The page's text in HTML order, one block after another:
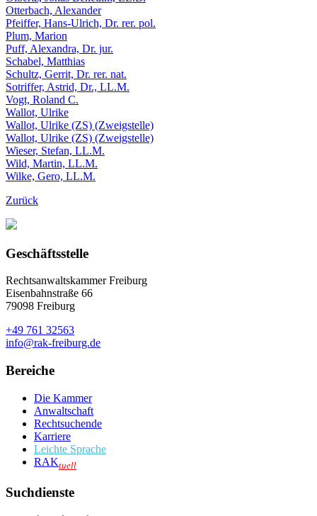
Otterbach, Alexander
Pfeiffer, Hans-Ulrich, Dr. rer. pol.
Plum, Marion
Puff, Alexandra, Dr. jur.
Schabel, Matthias
Schultz, Gerrit, Dr. rer. nat.
Sotriffer, Astrid, Dr., LL.M.
Vogt, Roland C.
Wallot, Ulrike
Wallot, Ulrike (ZS) (Zweigstelle)
Wallot, Ulrike (ZS) (Zweigstelle)
Wieser, Stefan, LL.M.
Wild, Martin, LL.M.
Wilke, Gero, LL.M.
Zurück
Geschäftsstelle
Rechtsanwaltskammer Freiburg
Eisenbahnstraße 66
79098 Freiburg
+49 761 32563
info@rak-freiburg.de
Bereiche
Die Kammer
Anwaltschaft
Rechtsuchende
Karriere
Leichte Sprache
RAKtuell
Suchdienste